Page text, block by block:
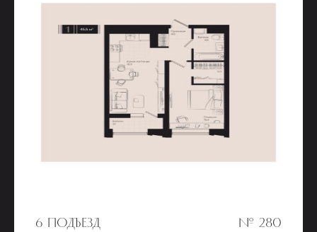
6 ПОДЪЕЗД № 280